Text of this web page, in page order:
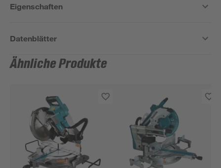
Eigenschaften
Datenblätter
Ähnliche Produkte